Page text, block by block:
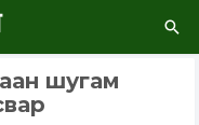
шугам